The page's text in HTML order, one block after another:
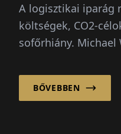
nem
A logisztikai iparág
költségek, CO2-
sofőrhiány. Michael
BŐVEBBEN